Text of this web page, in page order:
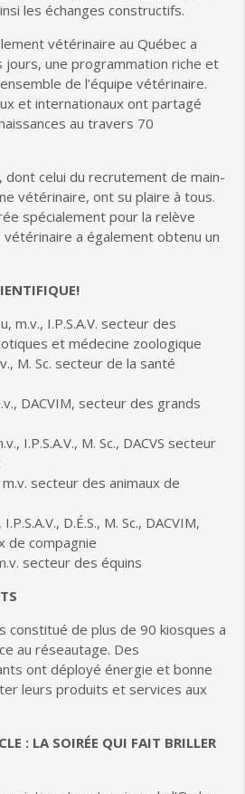
les échanges constructifs.
vétérinaire au Québec a
une programmation riche et
de l’équipe vétérinaire.
et internationaux ont partagé
au travers 70
dont celui du recrutement de main-
vétérinaire, ont su plaire à tous.
spécialement pour la relève
a également obtenu un
m.v., I.P.S.A.V. secteur des
et médecine zoologique
M. Sc. secteur de la santé
DACVIM, secteur des grands
I.P.S.A.V., M. Sc., DACVS secteur
m.v. secteur des animaux de
D.É.S., M. Sc., DACVIM,
de compagnie
secteur des équins
constitué de plus de 90 kiosques a
au réseautage. Des
ont déployé énergie et bonne
leurs produits et services aux
: LA SOIRÉE QUI FAIT BRILLER